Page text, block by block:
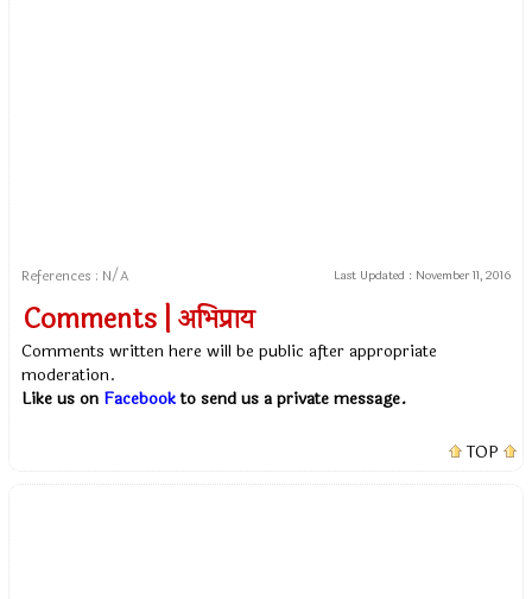
References : N/A Last Updated : November 11, 2016
Comments | अभिप्राय
Comments written here will be public after appropriate
moderation.
Like us on Facebookto send us a private message.
TOP